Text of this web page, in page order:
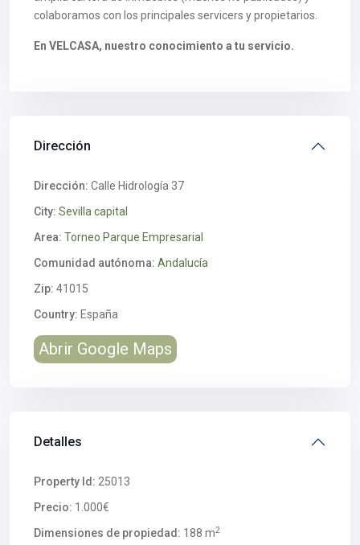
colaboramos con los principales servicers y propietarios.
En VELCASA, nuestro conocimiento a tu servicio.
Dirección
Dirección: Calle Hidrología 37
City: Sevilla capital
Area: Torneo Parque Empresarial
Comunidad autónoma: Andalucía
Zip: 41015
Country: España
Abrir Google Maps
Detalles
Property Id: 25013
Precio: 1.000€
Dimensiones de propiedad: 188 m2